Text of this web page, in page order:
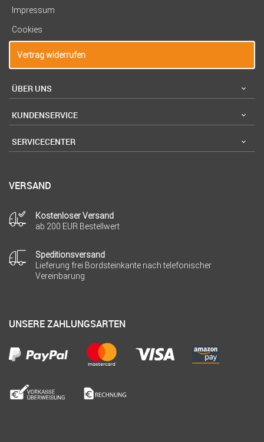
Impressum
Cookies
Vertrag widerrufen
ÜBER UNS
KUNDENSERVICE
SERVICECENTER
VERSAND
Kostenloser Versand
ab 200 EUR Bestellwert
Speditionsversand
Lieferung frei Bordsteinkante nach telefonischer
Vereinbarung
UNSERE ZAHLUNGSARTEN